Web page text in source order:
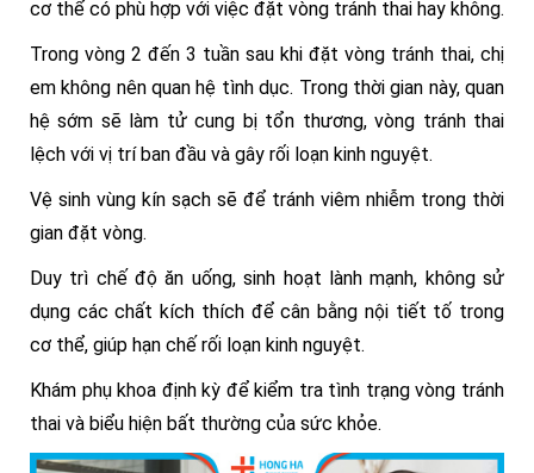
cơ thể có phù hợp với việc đặt vòng tránh thai hay không.
Trong vòng 2 đến 3 tuần sau khi đặt vòng tránh thai, chị
em không nên quan hệ tình dục. Trong thời gian này, quan
hệ sớm sẽ làm tử cung bị tổn thương, vòng tránh thai
lệch với vị trí ban đầu và gây rối loạn kinh nguyệt.
Vệ sinh vùng kín sạch sẽ để tránh viêm nhiễm trong thời
gian đặt vòng.
Duy trì chế độ ăn uống, sinh hoạt lành mạnh, không sử
dụng các chất kích thích để cân bằng nội tiết tố trong
cơ thể, giúp hạn chế rối loạn kinh nguyệt.
Khám phụ khoa định kỳ để kiểm tra tình trạng vòng tránh
thai và biểu hiện bất thường của sức khỏe.